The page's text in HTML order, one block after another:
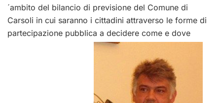
´ambito del bilancio di previsione del Comune di
Carsoli in cui saranno i cittadini attraverso le forme di
partecipazione pubblica a decidere come e dove